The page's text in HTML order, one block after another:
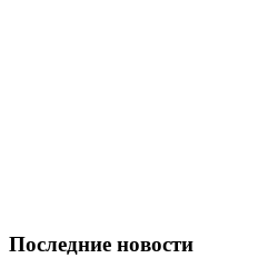
Последние новости